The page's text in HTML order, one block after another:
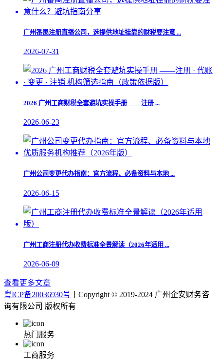
广州番禺注册直播公司，选提供地址挂靠的财税要注意 ...
2026-07-31
2026 广州工商财税全套避坑实操手册 ——注册 ...
2026-06-23
​广州公司变更代办指南：官方流程、必备资料与本地 ...
2026-06-15
广州工商注册代办收费标准全景解读（2026年适用 ...
2026-06-09
查看更多文章
粤ICP备20036930号 丨Copyright © 2019-2024 广州企安财务咨
询有限公司 版权所有
热门服务
工商服务